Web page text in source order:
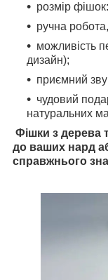
розмір
ручна
можливість
дизайн);
приємний
чудовий
натуральних
Фішки з дерева
до ваших нард
справжнього